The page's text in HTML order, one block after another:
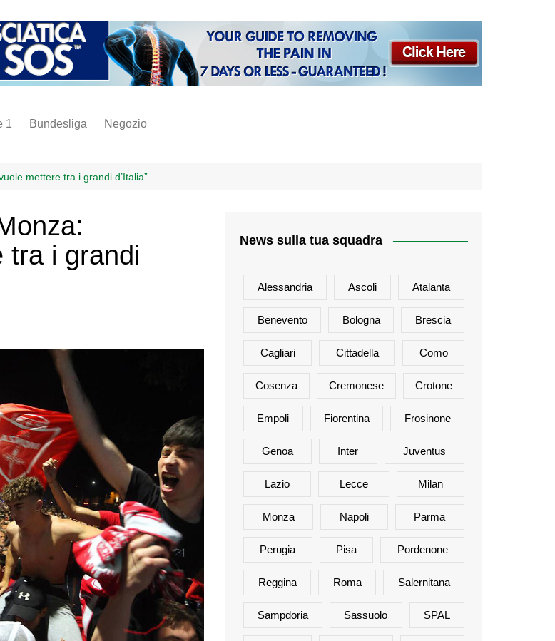
1 Bundesliga Negozio
inter
vintage
mettere tra i grandi d’Italia”
tra i grandi
News sulla tua squadra
Alessandria Ascoli Atalanta
Benevento Bologna Brescia
Cagliari Cittadella Como
Cosenza Cremonese Crotone
Empoli Fiorentina Frosinone
Genoa Inter Juventus
Lazio Lecce Milan
Monza Napoli Parma
Perugia Pisa Pordenone
Reggina Roma Salernitana
Sampdoria Sassuolo SPAL